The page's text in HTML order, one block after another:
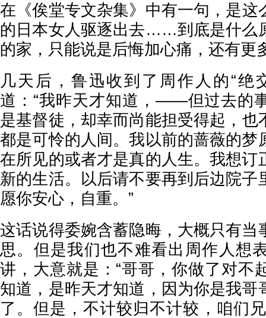
在《俟堂专文杂集》中有一句，是
的日本女人驱逐出去……到底是什么
的家，只能说是后悔加心痛，还有更
几天后，鲁迅收到了周作人的“绝
道：“我昨天才知道，——但过去的
是基督徒，却幸而尚能担受得起，
都是可怜的人间。我以前的蔷薇的梦
在所见的或者才是真的人生。我想订
新的生活。以后请不要再到后边院子
愿你安心，自重。”
这话说得委婉含蓄隐晦，大概只有当
思。但是我们也不难看出周作人想
讲，大意就是：“哥哥，你做了对不
知道，是昨天才知道，因为你是我哥
了。但是，不计较归不计较，咱们